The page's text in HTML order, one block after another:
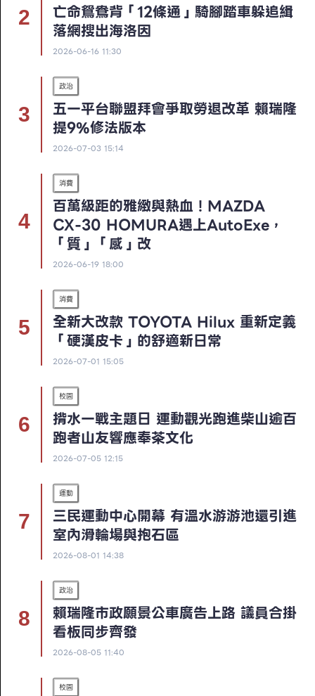
亡命鴛鴦背「12條通」騎腳踏車躲追緝
落網搜出海洛因
2026-06-16 11:30
政治
五一平台聯盟拜會爭取勞退改革 賴瑞隆
提9%修法版本
2026-07-03 15:14
消費
百萬級距的雅緻與熱血！MAZDA
CX-30 HOMURA遇上AutoExe，
「質」「感」改
2026-06-19 18:00
消費
全新大改款 TOYOTA Hilux 重新定義
「硬漢皮卡」的舒適新日常
2026-07-01 15:05
校園
揹水一戰主題日 運動觀光跑進柴山逾百
跑者山友響應奉茶文化
2026-07-05 12:15
運動
三民運動中心開幕 有溫水游游池還引進
室內滑輪場與抱石區
2026-08-01 14:38
政治
賴瑞隆市政願景公車廣告上路 議員合掛
看板同步齊發
2026-08-05 11:40
校園